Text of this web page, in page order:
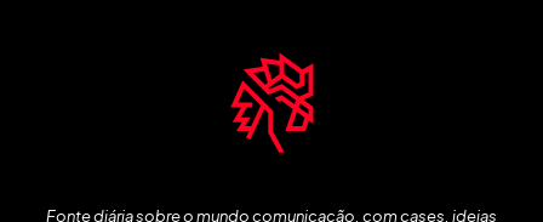
Fonte diária sobre o mundo comunicação, com cases, ideias